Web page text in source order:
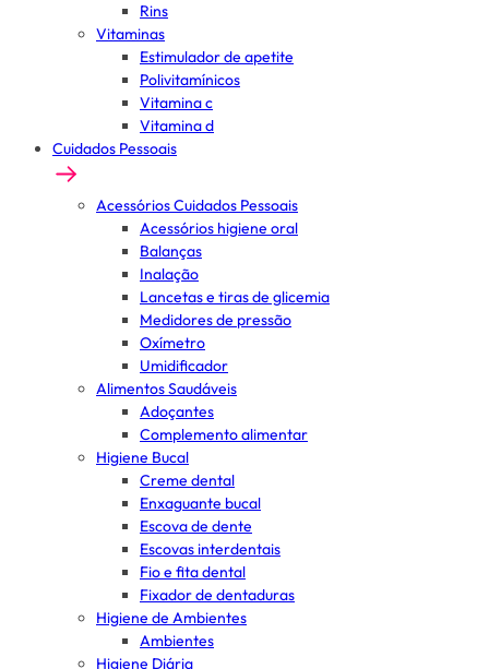
Rins
Vitaminas
Estimulador de apetite
Polivitamínicos
Vitamina c
Vitamina d
Cuidados Pessoais
Acessórios Cuidados Pessoais
Acessórios higiene oral
Balanças
Inalação
Lancetas e tiras de glicemia
Medidores de pressão
Oxímetro
Umidificador
Alimentos Saudáveis
Adoçantes
Complemento alimentar
Higiene Bucal
Creme dental
Enxaguante bucal
Escova de dente
Escovas interdentais
Fio e fita dental
Fixador de dentaduras
Higiene de Ambientes
Ambientes
Higiene Diária